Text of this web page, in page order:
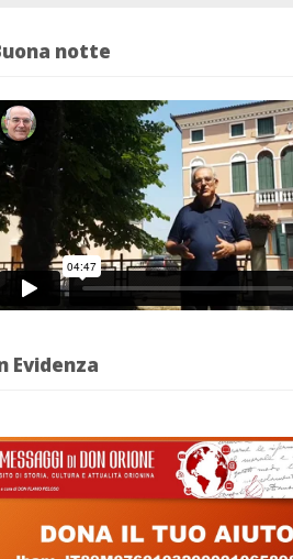
notte
Evidenza